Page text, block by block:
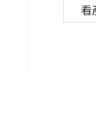
看產品詳情
看